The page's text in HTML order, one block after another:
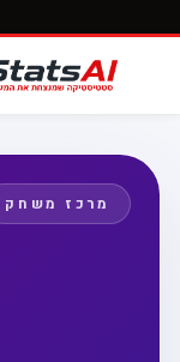
מרכז משחק